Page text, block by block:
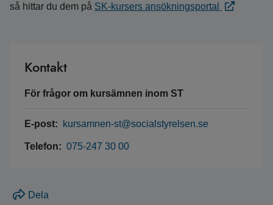
så hittar du dem på SK-kursers ansökningsportal
Kontakt
För frågor om kursämnen inom ST
E-post: kursamnen-st@socialstyrelsen.se
Telefon: 075-247 30 00
Dela